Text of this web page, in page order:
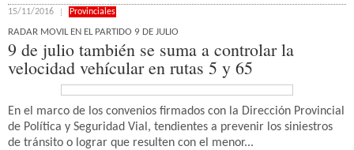
15/11/2016 Provinciales
RADAR MOVIL EN EL PARTIDO 9 DE JULIO
9 de julio también se suma a controlar la
velocidad vehícular en rutas 5 y 65
En el marco de los convenios firmados con la Dirección Provincial
de Política y Seguridad Vial, tendientes a prevenir los siniestros
de tránsito o lograr que resulten con el menor...